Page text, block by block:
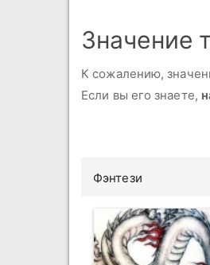
Значение
К сожалению,
Если вы его знаете,
Фэнтези